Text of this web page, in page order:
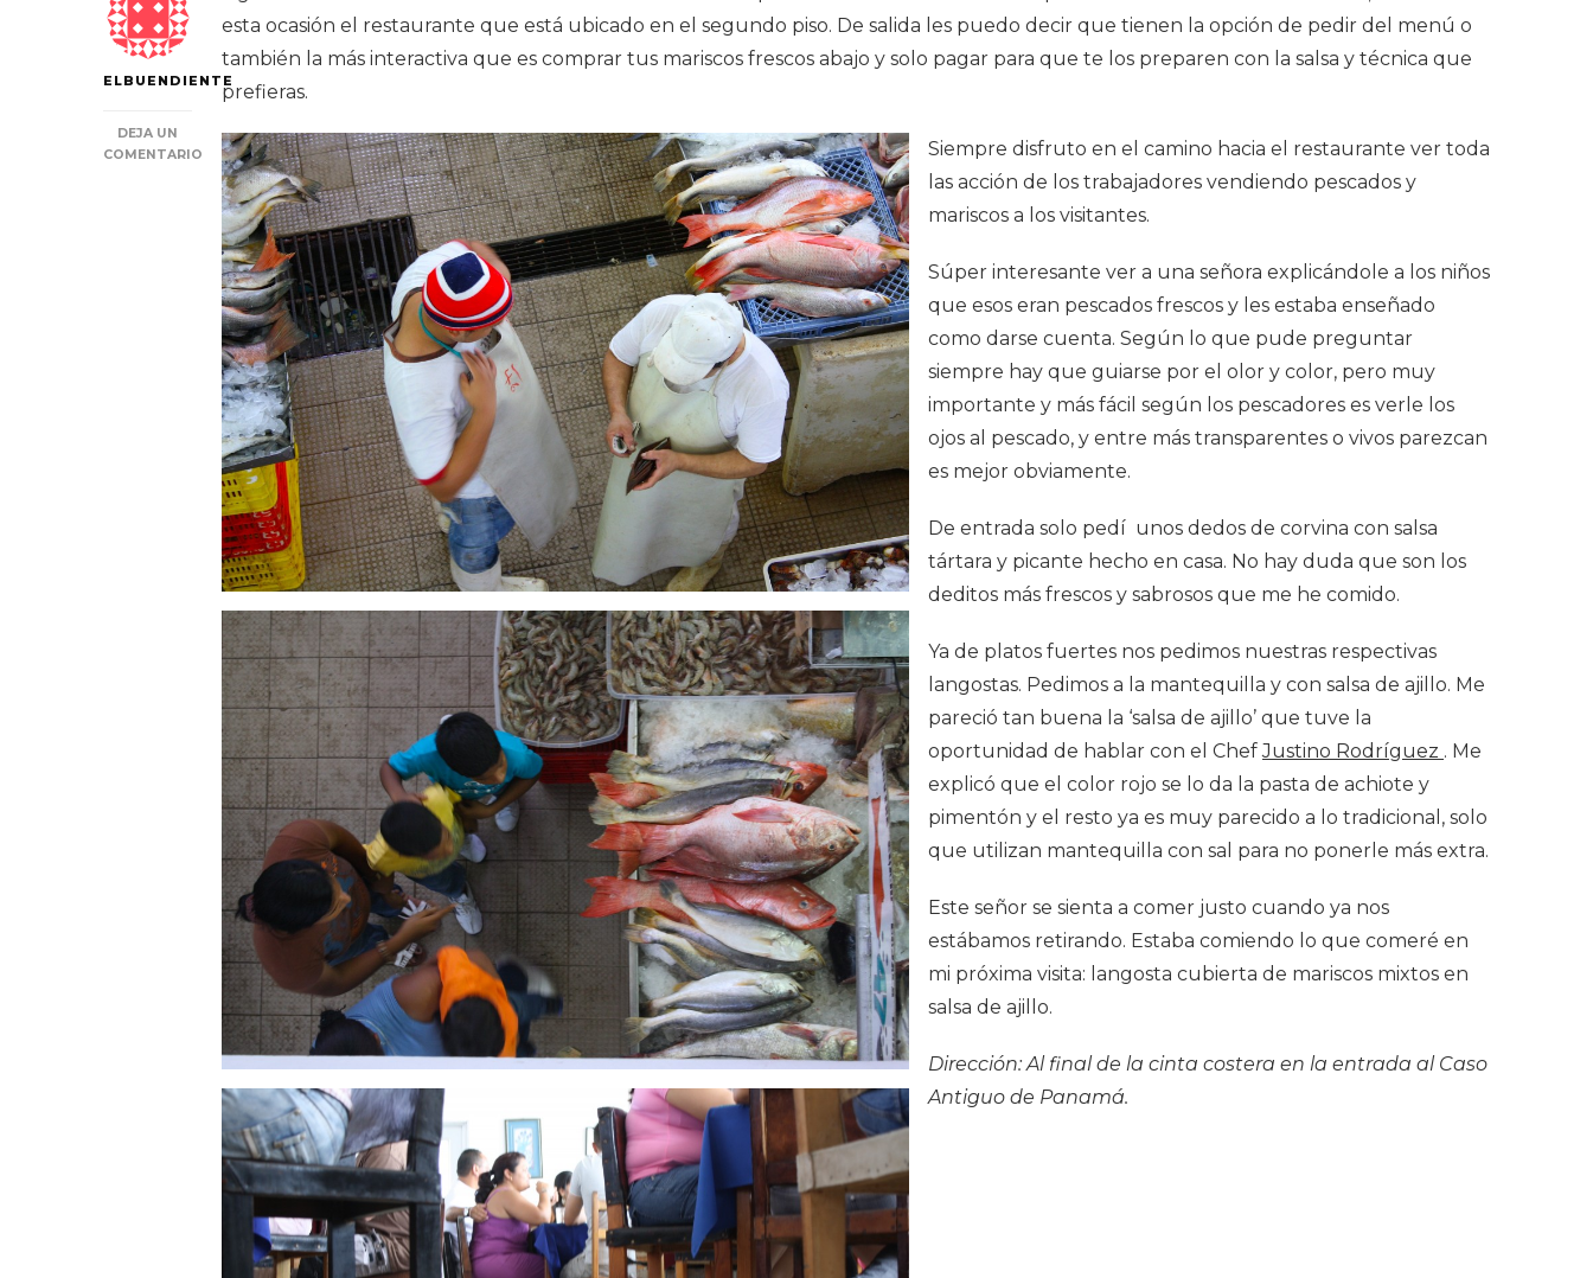
ELBUENDIENTE
DEJA UN
COMENTARIO
RESTAURANTE
esta ocasión el restaurante que está ubicado en el segundo piso. De salida les puedo decir que tienen la opción de pedir del menú o
también la más interactiva que es comprar tus mariscos frescos abajo y solo pagar para que te los preparen con la salsa y técnica que
prefieras.
Siempre disfruto en el camino hacia el restaurante ver toda
las acción de los trabajadores vendiendo pescados y
mariscos a los visitantes.
Súper interesante ver a una señora explicándole a los niños
que esos eran pescados frescos y les estaba enseñado
como darse cuenta. Según lo que pude preguntar
siempre hay que guiarse por el olor y color, pero muy
importante y más fácil según los pescadores es verle los
ojos al pescado, y entre más transparentes o vivos parezcan
es mejor obviamente.
De entrada solo pedí unos dedos de corvina con salsa
tártara y picante hecho en casa. No hay duda que son los
deditos más frescos y sabrosos que me he comido.
Ya de platos fuertes nos pedimos nuestras respectivas
langostas. Pedimos a la mantequilla y con salsa de ajillo. Me
pareció tan buena la ‘salsa de ajillo’ que tuve la
oportunidad de hablar con el ChefJustino Rodríguez . Me
explicó que el color rojo se lo da la pasta de achiote y
pimentón y el resto ya es muy parecido a lo tradicional, solo
que utilizan mantequilla con sal para no ponerle más extra.
Este señor se sienta a comer justo cuando ya nos
estábamos retirando. Estaba comiendo lo que comeré en
mi próxima visita: langosta cubierta de mariscos mixtos en
salsa de ajillo.
Dirección: Al final de la cinta costera en la entrada al Caso
Antiguo de Panamá.